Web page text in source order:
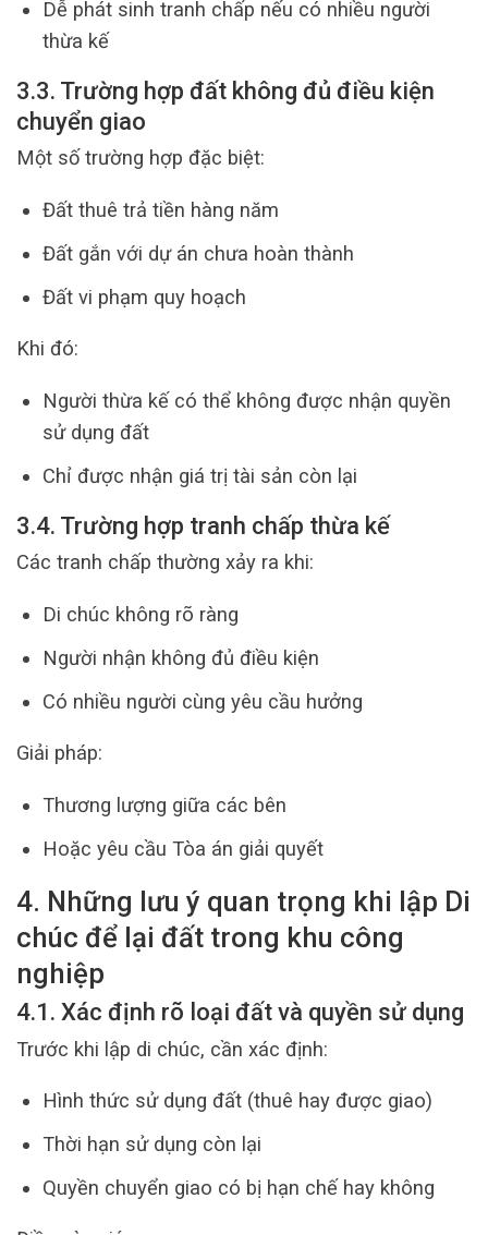
Dễ phát sinh tranh chấp nếu có nhiều người
thừa kế
3.3. Trường hợp đất không đủ điều kiện
chuyển giao
Một số trường hợp đặc biệt:
Đất thuê trả tiền hàng năm
Đất gắn với dự án chưa hoàn thành
Đất vi phạm quy hoạch
Khi đó:
Người thừa kế có thể không được nhận quyền
sử dụng đất
Chỉ được nhận giá trị tài sản còn lại
3.4. Trường hợp tranh chấp thừa kế
Các tranh chấp thường xảy ra khi:
Di chúc không rõ ràng
Người nhận không đủ điều kiện
Có nhiều người cùng yêu cầu hưởng
Giải pháp:
Thương lượng giữa các bên
Hoặc yêu cầu Tòa án giải quyết
4. Những lưu ý quan trọng khi lập Di
chúc để lại đất trong khu công
nghiệp
4.1. Xác định rõ loại đất và quyền sử dụng
Trước khi lập di chúc, cần xác định:
Hình thức sử dụng đất (thuê hay được giao)
Thời hạn sử dụng còn lại
Quyền chuyển giao có bị hạn chế hay không